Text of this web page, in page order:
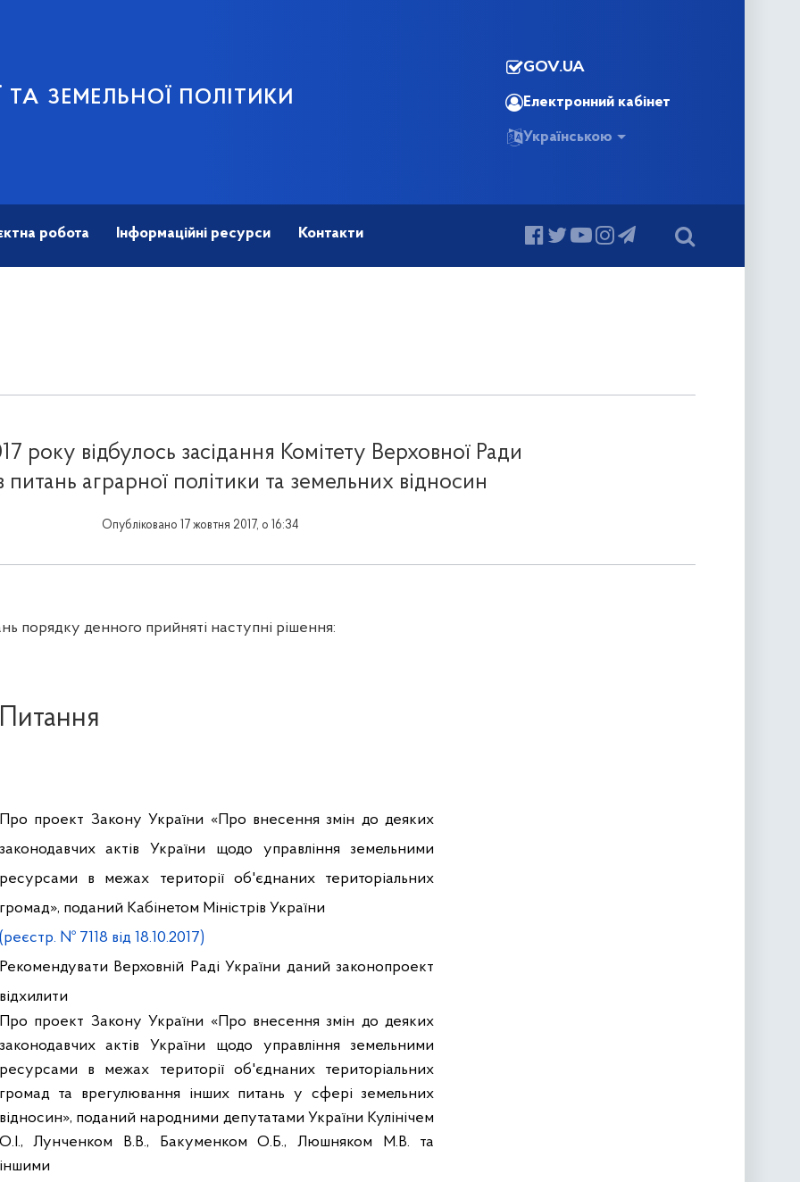
ЗЕМЕЛЬНОЇ ПОЛІТИКИ
GOV.UA
Електронний кабінет
Українською
робота Інформаційні ресурси Контакти
року відбулось засідання Комітету Верховної Ради
питань аграрної політики та земельних відносин
Опубліковано 17 жовтня 2017, о 16:34
порядку денного прийняті наступні рішення:
проект Закону України «Про внесення змін до деяких
актів України щодо управління земельними
в межах території об'єднаних територіальних
поданий Кабінетом Міністрів України
№ 7118 від 18.10.2017)
Верховній Раді України даний законопроект
проект Закону України «Про внесення змін до деяких
актів України щодо управління земельними
в межах території об'єднаних територіальних
та врегулювання інших питань у сфері земельних
поданий народними депутатами України Кулінічем
Лунченком В.В., Бакуменком О.Б., Люшняком М.В. та